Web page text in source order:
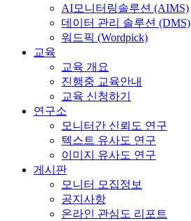
AI모니터링솔루션 (AIMS)
데이터 관리 솔루션 (DMS)
워드픽 (Wordpick)
교육
교육 개요
진행중 교육안내
교육 신청하기
연구소
모니터간 신뢰도 연구
텍스트 유사도 연구
이미지 유사도 연구
게시판
모니터 모집정보
공지사항
온라인 관심도 리포트